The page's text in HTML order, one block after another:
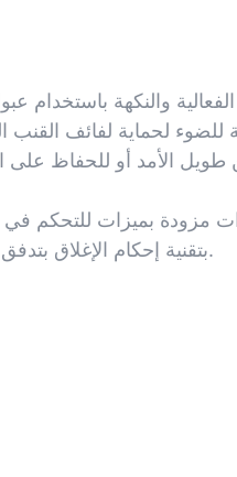
والنكهة باستخدام
للضوء لحماية لفائف
الرطوبة والتعرض للأكسجين.
طويل الأمد أو للحفاظ على
مزودة بميزات للتحكم في
بتقنية إحكام الإغلاق بتدفق النيتروجين.